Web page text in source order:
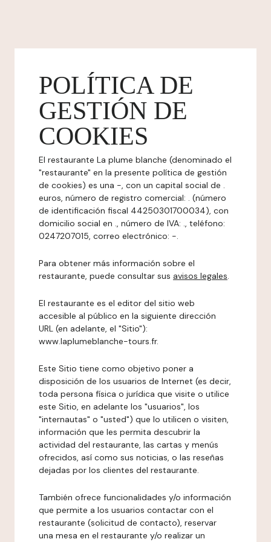
POLÍTICA DE
GESTIÓN DE
COOKIES
El restaurante La plume blanche (denominado el
"restaurante" en la presente política de gestión
de cookies) es una -, con un capital social de .
euros, número de registro comercial: . (número
de identificación fiscal 44250301700034), con
domicilio social en ., número de IVA: ., teléfono:
0247207015, correo electrónico: -.
Para obtener más información sobre el
restaurante, puede consultar sus avisos legales.
El restaurante es el editor del sitio web
accesible al público en la siguiente dirección
URL (en adelante, el "Sitio"):
www.laplumeblanche-tours.fr.
Este Sitio tiene como objetivo poner a
disposición de los usuarios de Internet (es decir,
toda persona física o jurídica que visite o utilice
este Sitio, en adelante los "usuarios", los
"internautas" o "usted") que lo utilicen o visiten,
información que les permita descubrir la
actividad del restaurante, las cartas y menús
ofrecidos, así como sus noticias, o las reseñas
dejadas por los clientes del restaurante.
También ofrece funcionalidades y/o información
que permite a los usuarios contactar con el
restaurante (solicitud de contacto), reservar
una mesa en el restaurante y/o realizar un